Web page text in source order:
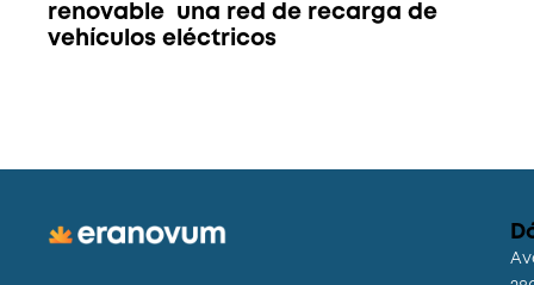
renovable una red de recarga de
vehículos eléctricos